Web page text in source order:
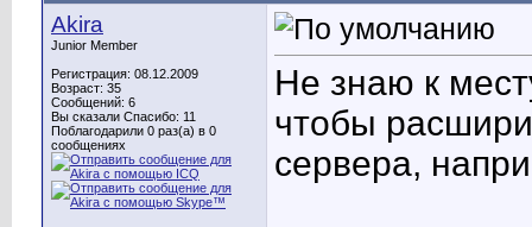
Akira
Junior Member
Регистрация: 08.12.2009
Возраст: 35
Сообщений: 6
Вы сказали Спасибо: 11
Поблагодарили 0 раз(а) в 0
сообщениях
Не знаю к
чтобы
сервера,